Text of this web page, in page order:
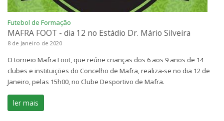
Futebol de Formação
MAFRA FOOT - dia 12 no Estádio Dr. Mário Silveira
8 de Janeiro de 2020
O torneio Mafra Foot, que reúne crianças dos 6 aos 9 anos de 14
clubes e instituições do Concelho de Mafra, realiza-se no dia 12 de
Janeiro, pelas 15h00, no Clube Desportivo de Mafra.
ler mais